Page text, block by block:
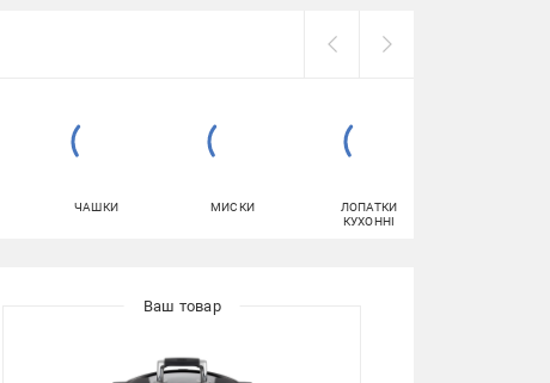
ЧАШКИ МИСКИ
ЛОПАТКИ
КУХОННІ